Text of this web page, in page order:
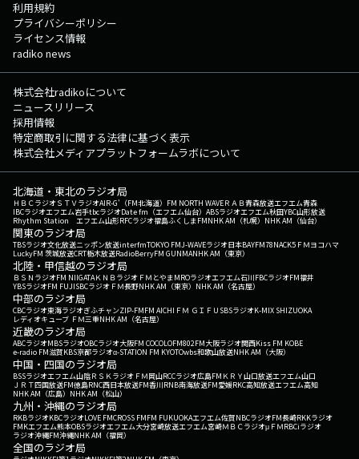
利用規約
プライバシーポリシー
ライセンス情報
radiko news
株式会社radikoについて
ニュースリリース
採用情報
特定商取引に関する法律に基づく表示
株式会社メディアプラットフォームラボについて
北海道・東北のラジオ局
ＨＢＣラジオＳＴＶラジオAIR-G'（FM北海道） FM NORTH WAVEＲＡＢ青森放送エフエム青森
IBCラジオエフエム岩手tbcラジオDate fm（エフエム仙台） ABSラジオエフエム秋田YBC山形放送
Rhythm Station エフエム山形RFCラジオ福島ふくしまFMNHK AM（札幌） NHK AM（仙台）
関東のラジオ局
TBSラジオ文化放送ニッポン放送interfmTOKYO FMJ-WAVEラジオ日本BAYFM78NACK5 ＦＭヨコハマ
LuckyFM 茨城放送CRT栃木放送RadioBerryFM GUNMANHK AM（東京）
北陸・甲信越のラジオ局
ＢＳＮラジオFM NIIGATAＫＮＢラジオ ＦＭとやまMROラジオエフエム石川FBCラジオFM福井
YBSラジオFM FUJISBCラジオ ＦＭ長野NHK AM（東京） NHK AM（名古屋）
中部のラジオ局
CBCラジオ東海ラジオぎふチャンZIP-FMFM AICHI ＦＭ ＧＩＦＵ SBSラジオK-MIX SHIZUOKA
レディオキューブ ＦＭ三重NHK AM（名古屋）
近畿のラジオ局
ABCラジオMBSラジオOBCラジオ大阪FM COCOLOFM802FM大阪ラジオ関西Kiss FM KOBE
e-radio FM滋賀KBS京都ラジオα-STATION FM KYOTOwbs和歌山放送NHK AM（大阪）
中国・四国のラジオ局
BSSラジオエフエム山陰ＲＳＫラジオ ＦＭ岡山RCCラジオ広島FM ＫＲＹ山口放送エフエム山口
ＪＲＴ四国放送FM徳島RNC西日本放送FM香川RNB南海放送FM愛媛RKC高知放送エフエム高知
NHK AM（広島） NHK AM（松山）
九州・沖縄のラジオ局
RKBラジオKBCラジオLOVE FMCROSS FMFM FUKUOKAエフエム佐賀NBCラジオFM長崎RKKラジオ
FMKエフエム熊本OBSラジオエフエム大分宮崎放送エフエム宮崎ＭＢＣラジオμＦＭRBCiラジオ
ラジオ沖縄FM沖縄NHK AM（福岡）
全国のラジオ局